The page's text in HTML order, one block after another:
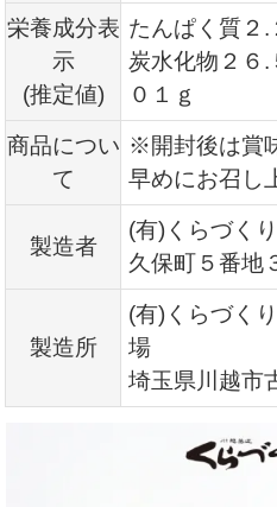
栄養成分表
示
(推定値)
たんぱく質
炭水化物２
０１ｇ
商品につい
て
※開封後は賞
早めにお召し
製造者
(有)くらづく
久保町５番地
製造所
(有)くらづく
場
埼玉県川越市